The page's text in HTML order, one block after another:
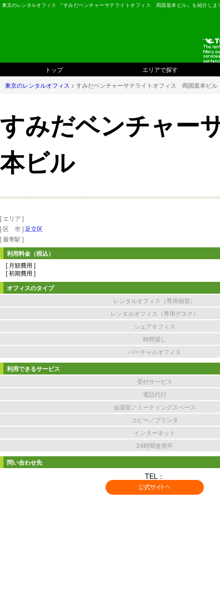
東京のレンタルオフィス 『すみだベンチャーサテライトオフィス 両国坂本ビル』を紹介しま
トップ
エリアで探す
東京のレンタルオフィス > すみだベンチャーサテライトオフィス 両国坂本ビル
すみだベンチャー
本ビル
[ エリア ]
[ 区 市 ] 足立区
[ 最寄駅 ]
利用料金（税込）
[ 月額費用 ]
[ 初期費用 ]
オフィスのタイプ
レンタルオフィス（専用個室）
レンタルオフィス（専用デスク）
シェアオフィス
時間貸し
バーチャルオフィス
利用できるサービス
受付サービス
電話代行
会議室／ミーティングスペース
コピー／プリンタ
インターネット
24時間使用可
問い合わせ先
TEL：